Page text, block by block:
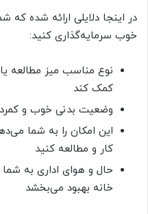
در اینجا دلایلی ارائه شده که
خوب سرمایه‌گذاری کنید:
نوع مناسب میز مطالعه یا
کمک کند
وضعیت بدنی خوب و
این امکان را به شما
کار و مطالعه کنید
حال و هوای اداری به
خانه بهبود می‌بخشد